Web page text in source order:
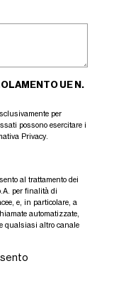
UE N.
per
possono esercitare i
Privacy.
al trattamento dei
per finalità di
e, in particolare, a
automatizzate,
qualsiasi altro canale